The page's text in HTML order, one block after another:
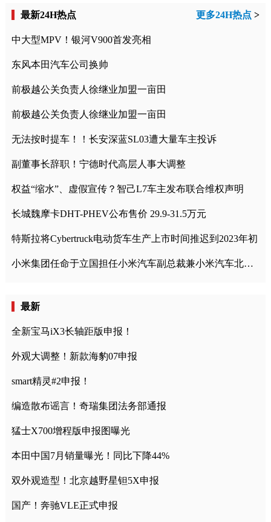
最新24H热点 更多24H热点 >
中大型MPV！银河V900首发亮相
东风本田汽车公司换帅
前极越公关负责人徐继业加盟一亩田
前极越公关负责人徐继业加盟一亩田
无法按时提车！！长安深蓝SL03遭大量车主投诉
副董事长辞职！宁德时代高层人事大调整
权益“缩水”、虚假宣传？智己L7车主发布联合维权声明
长城魏摩卡DHT-PHEV公布售价 29.9-31.5万元
特斯拉将Cybertruck电动货车生产上市时间推迟到2023年初
小米集团任命于立国担任小米汽车副总裁兼小米汽车北京总部政委
最新
全新宝马iX3长轴距版申报！
外观大调整！新款海豹07申报
smart精灵#2申报！
编造散布谣言！奇瑞集团法务部通报
猛士X700增程版申报图曝光
本田中国7月销量曝光！同比下降44%
双外观造型！北京越野星钽5X申报
国产！奔驰VLE正式申报